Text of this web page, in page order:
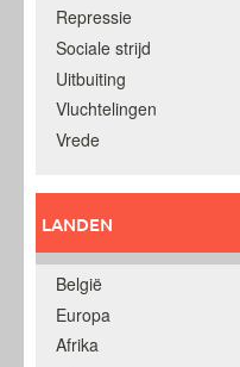
Repressie
Sociale strijd
Uitbuiting
Vluchtelingen
Vrede
LANDEN
België
Europa
Afrika